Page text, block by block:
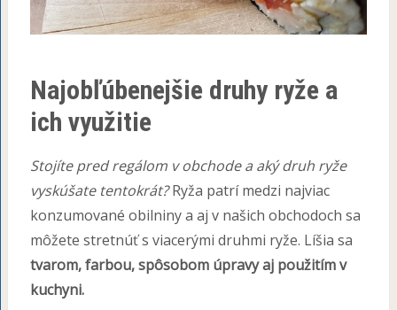
Najobľúbenejšie druhy ryže a
ich využitie
Stojíte pred regálom v obchode a aký druh ryže
vyskúšate tentokrát?Ryža patrí medzi najviac
konzumované obilniny a aj v našich obchodoch sa
môžete stretnúť s viacerými druhmi ryže. Líšia sa
tvarom, farbou, spôsobom úpravy aj použitím v
kuchyni.